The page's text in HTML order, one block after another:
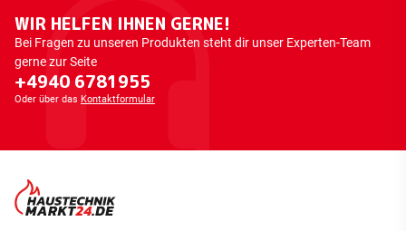
WIR HELFEN IHNEN GERNE!
Bei Fragen zu unseren Produkten steht dir unser Experten-Team
gerne zur Seite
+4940 6781955
Oder über das Kontaktformular